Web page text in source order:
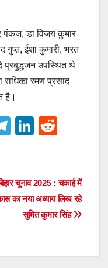
पंकज, डा विजय कुमार
गुप्त, ईशा कुमारी, भरत
प्रबुद्धजन उपस्थित थे।
रमण प्रसाद
है।
T
gr
a
m
Li
e
dI
n
di
t
चुनाव 2025 : चकाई में
का नया अध्याय लिख रहे
सुमित कुमार सिंह